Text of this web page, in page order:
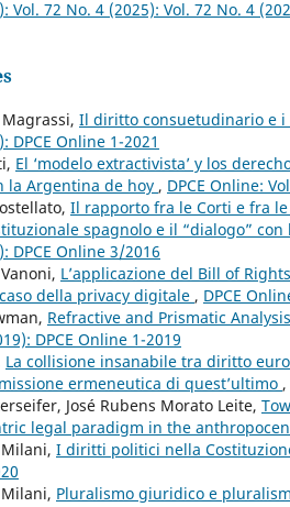
Vol. 72 No. 4 (2025): Vol. 72 No. 4
Il diritto consuetudinario e
DPCE Online 1-2021
El ‘modelo extractivista’ y los
la Argentina de hoy , DPCE Online:
Il rapporto fra le Corti e fra
spagnolo e il “dialogo”
DPCE Online 3/2016
L’applicazione del Bill of
della privacy digitale , DPCE
Refractive and Prismatic
DPCE Online 1-2019
La collisione insanabile tra diritto
ermeneutica di quest’ultimo ,
José Rubens Morato Leite,
legal paradigm in the
I diritti politici nella
Pluralismo giuridico e